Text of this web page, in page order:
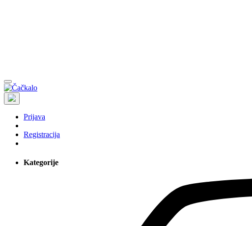
Prijava
Registracija
Kategorije